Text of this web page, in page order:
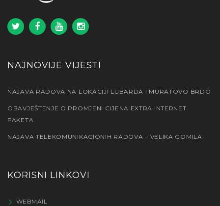
NAJNOVIJE VIJESTI
NAJAVA RADOVA NA LOKACIJI LUBARDA I MURATOVO BRDO
OBAVJEŠTENJE O PROMJENI CIJENA EXTRA INTERNET
PAKETA
NAJAVA TELEKOMUNIKACIONIH RADOVA – VELIKA GOMILA
KORISNI LINKOVI
WEBMAIL